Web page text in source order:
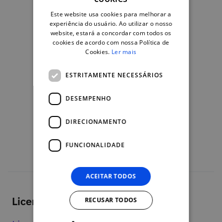
Organizações
Licença
ENGLISH
Este website usa cookies para melhorar a
experiência do usuário. Ao utilizar o nosso
website, estará a concordar com todos os
cookies de acordo com nossa Política de
Cookies. Ler mais
ESTRITAMENTE NECESSÁRIOS
DESEMPENHO
DIRECIONAMENTO
FUNCIONALIDADE
ACEITAR TODOS
RECUSAR TODOS